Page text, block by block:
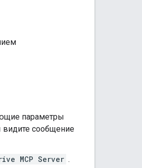
параметры
видите сообщение
MCP Server .